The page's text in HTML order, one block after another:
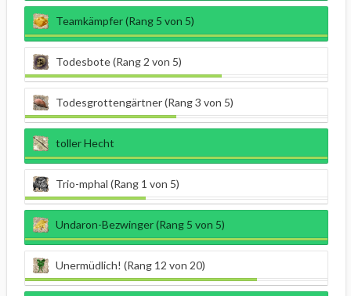
Teamkämpfer (Rang 5 von 5)
Todesbote (Rang 2 von 5)
Todesgrottengärtner (Rang 3 von 5)
toller Hecht
Trio-mphal (Rang 1 von 5)
Undaron-Bezwinger (Rang 5 von 5)
Unermüdlich! (Rang 12 von 20)